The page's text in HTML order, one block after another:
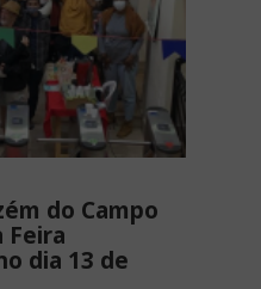
do Campo
Feira
dia 13 de